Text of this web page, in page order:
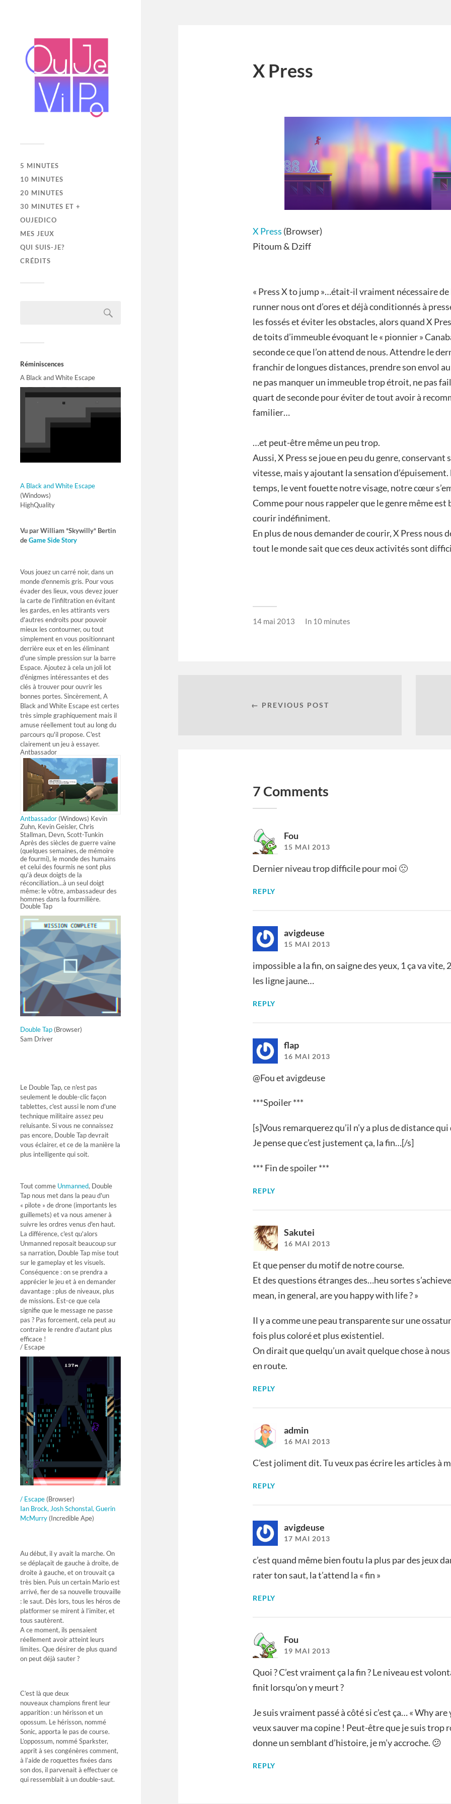
5 MINUTES
10 MINUTES
20 MINUTES
30 MINUTES ET +
OUJEDICO
MES JEUX
QUI SUIS-JE?
CRÉDITS
Réminiscences
A Black and White Escape
A Black and White Escape
(Windows)
HighQuality
Vu par William *Skywilly* Bertin
deGame Side Story
Vous jouez un carré noir, dans un
monde d'ennemis gris. Pour vous
évader des lieux, vous devez jouer
la carte de l'infiltration en évitant
les gardes, en les attirants vers
d'autres endroits pour pouvoir
mieux les contourner, ou tout
simplement en vous positionnant
derrière eux et en les éliminant
d'une simple pression sur la barre
Espace. Ajoutez à cela un joli lot
d'énigmes intéressantes et des
clés à trouver pour ouvrir les
bonnes portes. Sincèrement, A
Black and White Escape est certes
très simple graphiquement mais il
amuse réellement tout au long du
parcours qu'il propose. C'est
clairement un jeu à essayer.
Antbassador
Antbassador (Windows) Kevin
Zuhn, Kevin Geisler, Chris
Stallman, Devn, Scott-Tunkin
Après des siècles de guerre vaine
(quelques semaines, de mémoire
de fourmi), le monde des humains
et celui des fourmis ne sont plus
qu'à deux doigts de la
réconciliation...à un seul doigt
même: le vôtre, ambassadeur des
hommes dans la fourmilière.
Double Tap
Double Tap (Browser)
Sam Driver
Le Double Tap, ce n'est pas
seulement le double-clic façon
tablettes, c'est aussi le nom d'une
technique militaire assez peu
reluisante. Si vous ne connaissez
pas encore, Double Tap devrait
vous éclairer, et ce de la manière la
plus intelligente qui soit.
Tout comme Unmanned, Double
Tap nous met dans la peau d'un
« pilote » de drone (importants les
guillemets) et va nous amener à
suivre les ordres venus d'en haut.
La différence, c'est qu'alors
Unmanned reposait beaucoup sur
sa narration, Double Tap mise tout
sur le gameplay et les visuels.
Conséquence : on se prendra a
apprécier le jeu et à en demander
davantage : plus de niveaux, plus
de missions. Est-ce que cela
signifie que le message ne passe
pas ? Pas forcement, cela peut au
contraire le rendre d'autant plus
efficace !
/ Escape
/ Escape (Browser)
Ian Brock, JoshSchonstal, Guerin
McMurry (Incredible Ape)
Au début, il y avait la marche. On
se déplaçait de gauche à droite, de
droite à gauche, et on trouvait ça
très bien. Puis un certain Mario est
arrivé, fier de sa nouvelle trouvaille
: le saut. Dès lors, tous les héros de
platformer se mirent à l’imiter, et
tous sautèrent.
A ce moment, ils pensaient
réellement avoir atteint leurs
limites. Que désirer de plus quand
on peut déjà sauter ?
C’est là que deux
nouveaux champions firent leur
apparition : un hérisson et un
opossum. Le hérisson, nommé
Sonic, apporta le pas de course.
L’oppossum, nommé Sparkster,
apprit à ses congénères comment,
à l’aide de roquettes fixées dans
son dos, il parvenait à effectuer ce
qui ressemblait à un double-saut.
X Press
X Press (Browser)
Pitoum & Dziff
« Press X to jump »…était-il vraiment nécessaire
runner nous ont d’ores et déjà conditionnés à
les fossés et éviter les obstacles, alors quand X
de toits d’immeuble évoquant le « pionnier »
seconde ce que l’on attend de nous. Attendre le
franchir de longues distances, prendre son envol
ne pas manquer un immeuble trop étroit, ne pas
quart de seconde pour éviter de tout avoir à
familier…
…et peut-être même un peu trop.
Aussi, X Press se joue en peu du genre,
vitesse, mais y ajoutant la sensation d’épuisement.
temps, le vent fouette notre visage, notre cœur
Comme pour nous rappeler que le genre même est
courir indéfiniment.
En plus de nous demander de courir, X Press nous
tout le monde sait que ces deux activités sont
14 mai 2013 In 10 minutes
← PREVIOUS POST
7 Comments
Fou
15 MAI 2013
Dernier niveau trop difficile pour moi 🙁
REPLY
avigdeuse
15 MAI 2013
impossible a la fin, on saigne des yeux, 1 ça va vite,
les ligne jaune…
REPLY
flap
16 MAI 2013
@Fou et avigdeuse
***Spoiler ***
[s]Vous remarquerez qu’il n’y a plus de distance
Je pense que c’est justement ça, la fin…[/s]
*** Fin de spoiler ***
REPLY
Sakutei
16 MAI 2013
Et que penser du motif de notre course.
Et des questions étranges des…heu sortes
mean, in general, are you happy with life ? »
Il y a comme une peau transparente sur une
fois plus coloré et plus existentiel.
On dirait que quelqu’un avait quelque chose à
en route.
REPLY
admin
16 MAI 2013
C’est joliment dit. Tu veux pas écrire les articles à
REPLY
avigdeuse
17 MAI 2013
c’est quand même bien foutu la plus par des jeux
rater ton saut, la t’attend la « fin »
REPLY
Fou
19 MAI 2013
Quoi ? C’est vraiment ça la fin ? Le niveau est
finit lorsqu’on y meurt ?
Je suis vraiment passé à côté si c’est ça… « Why
veux sauver ma copine ! Peut-être que je suis trop
donne un semblant d’histoire, je m’y accroche. 😕
REPLY